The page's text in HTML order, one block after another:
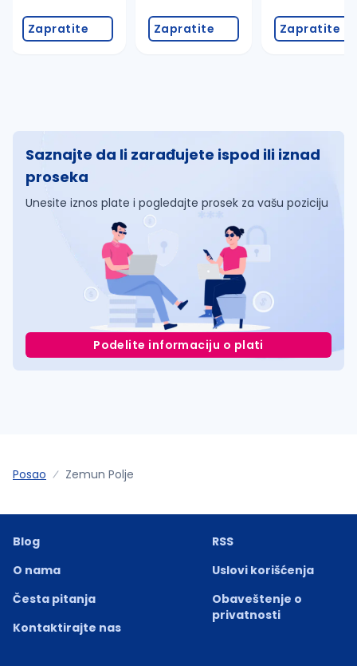
Zapratite Zapratite Zapratite
Saznajte da li zarađujete ispod ili iznad
proseka
Unesite iznos plate i pogledajte prosek za vašu poziciju
Podelite informaciju o plati
Posao Zemun Polje
Blog
O nama
Česta pitanja
Kontaktirajte nas
RSS
Uslovi korišćenja
Obaveštenje o
privatnosti